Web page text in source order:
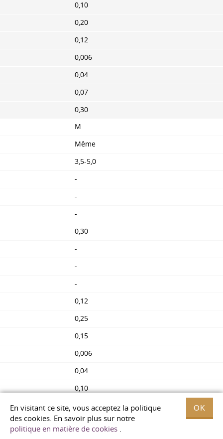
En visitant ce site, vous acceptez la politique
des cookies. En savoir plus sur notre
politique en matière de cookies .
OK
0,10
0,20
0,12
0,006
0,04
0,07
0,30
M
Même
3,5-5,0
-
-
-
0,30
-
-
-
0,12
0,25
0,15
0,006
0,04
0,10
0,30
2B